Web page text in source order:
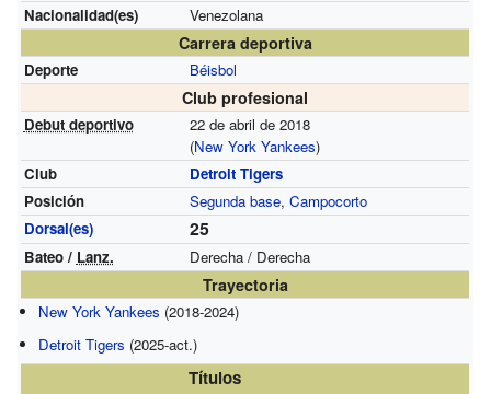
Nacionalidad(es)
Venezolana
Carrera deportiva
Deporte Béisbol
Club profesional
Debut deportivo
22 de abril de 2018
(New York Yankees)
Club
Detroit Tigers
Posición
Segunda base, Campocorto
Dorsal(es)
25
Bateo / Lanz. Derecha / Derecha
Trayectoria
New York Yankees (2018-2024)
Detroit Tigers (2025-act.)
Títulos